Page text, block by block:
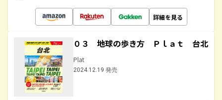
詳細を見る
０３ 地球の歩き方 Ｐｌａｔ 台北
Plat
2024.12.19 発売